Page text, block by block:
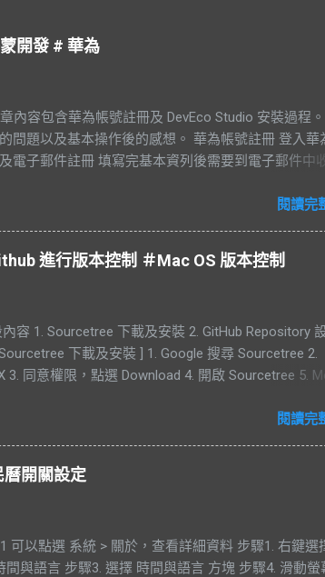
開發 # 華為
內容包含華為帳號註冊及 DevEco Studio 安裝過程
問題以及基本操作後的感想。 華為帳號註冊 登入華
電子郵件註冊 填寫完基本資列後需要到電子郵件中
後，還需要再輸入一組中國的號碼。如果沒有中國的
相關證件，可以跳過 備註 : 如果想透過 DevEco
行開發。需要完成此步驟。 由於沒有相關的證件此
安裝 安裝 SDK 會顯示磁碟剩餘空間 備註 : 測試時
完成安裝，但 SDK 沒有完全下載完成。 但已
，後續建立專案時會被重新要求下載 SDK。 失敗訊息
重新進行建立專案的動作，直到 SDK 成功下載成功為
成功 ) 成功建立專案 備註: 操作畫面與 Android
位置也沒有修改。 與 Android Studio 介面幾乎一致
點選右上角人頭圖案，登入華為帳號 綁定成功
閱讀完
進行版本控制 ＃Mac OS 版本控制
容 1. Sourcetree 下載及安裝 2. GitHub Repository
下載及安裝 ] 1. Google 搜尋 Sourcetree 2.
3. 同意權限，點選 Download 4. 開啟 Sourcetree 5.
Sourcetree 版本 [ GitHub Repository 設定 ] 1. 登入
可以更改 Repository 4. 移至最下方，可以刪除
點選 Remote connect Github 帳號 6. 會出現
URL 2. 透過 Github 列表旁的按鈕，點選 Clone
1. 點選 Local 項目 2. 開啟操作介面，即可查看歷史
閱讀完
開關設定
可以點選 系統 > 關於，查看詳細資料 步驟1. 右鍵選
間與語言 步驟3. 選擇 時間與語言 方塊 步驟4. 滑動螢